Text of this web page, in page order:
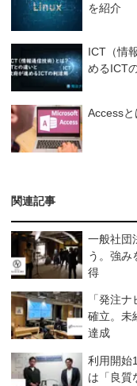
を紹介
ICT（情
めるICT
Accessと
関連記事
一般社団
う。強み
得
「発注
確立。未
達成
利用開始
は「良質